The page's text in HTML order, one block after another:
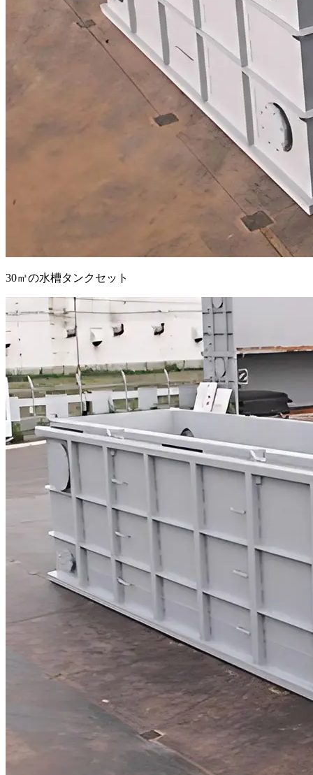
30㎥の水槽タンクセット